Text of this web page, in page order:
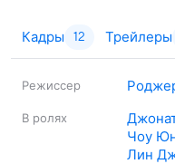
Хогг фиксирует все
японцев. Во время
и его спасает
Вместе им удается
где живут 56
японцы, их
решают переправить
Кадры 12 Трейлеры
Режиссер
В ролях
Чоу
Лин